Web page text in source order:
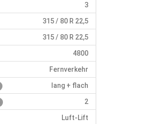
3
315 / 80 R 22,5
315 / 80 R 22,5
4800
Fernverkehr
lang + flach
2
Luft-Lift